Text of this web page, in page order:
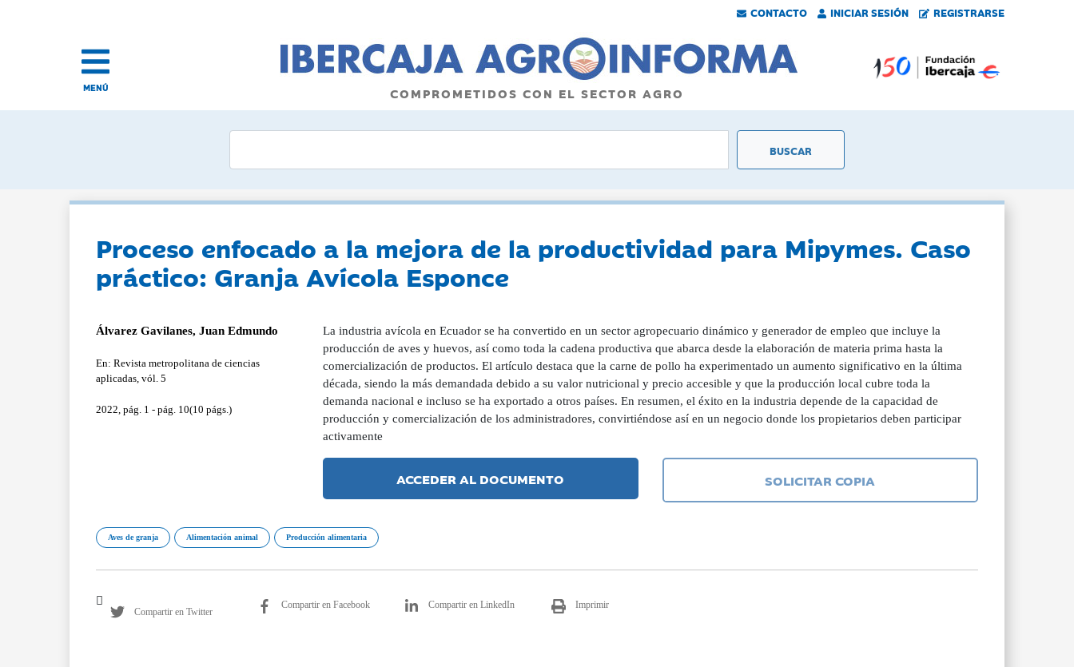
CONTACTO INICIAR SESIÓN REGISTRARSE
MENÚ COMPROMETIDOS CON EL SECTOR AGRO
Proceso enfocado a la mejora de la productividad para Mipymes. Caso
práctico: Granja Avícola Esponce
Álvarez Gavilanes, Juan Edmundo
En: Revista metropolitana de ciencias
aplicadas, vól. 5
2022, pág. 1 - pág. 10(10 págs.)
La industria avícola en Ecuador se ha convertido en un sector agropecuario dinámico y generador de empleo que incluye la
producción de aves y huevos, así como toda la cadena productiva que abarca desde la elaboración de materia prima hasta la
comercialización de productos. El artículo destaca que la carne de pollo ha experimentado un aumento significativo en la última
década, siendo la más demandada debido a su valor nutricional y precio accesible y que la producción local cubre toda la
demanda nacional e incluso se ha exportado a otros países. En resumen, el éxito en la industria depende de la capacidad de
producción y comercialización de los administradores, convirtiéndose así en un negocio donde los propietarios deben participar
activamente
ACCEDER AL DOCUMENTO SOLICITAR COPIA
Aves de granja Alimentación animal Producción alimentaria
Compartir en Twitter
Compartir en Facebook Compartir en LinkedIn Imprimir